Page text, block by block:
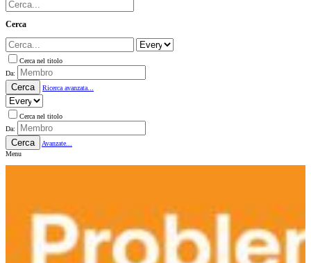
Cerca
Cerca nel titolo
Da:
Cerca Ricerca avanzata...
Cerca nel titolo
Da:
Cerca
Avanzate...
Menu